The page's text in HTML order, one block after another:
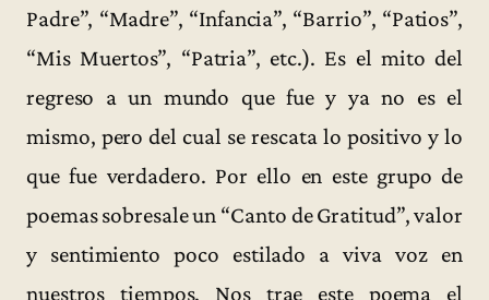
Padre”, “Madre”, “Infancia”, “Barrio”, “Patios”,
“Mis Muertos”, “Patria”, etc.). Es el mito del
regreso a un mundo que fue y ya no es el
mismo, pero del cual se rescata lo positivo y lo
que fue verdadero. Por ello en este grupo de
poemas sobresale un “Canto de Gratitud”, valor
y sentimiento poco estilado a viva voz en
nuestros tiempos. Nos trae este poema el